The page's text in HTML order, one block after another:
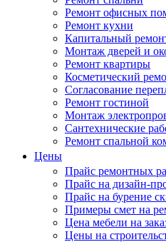
Ремонт офисных
Ремонт кухни
Капитальный
Монтаж дверей и
Ремонт квартиры
Косметический
Согласование
Ремонт гостиной
Монтаж
Сантехнические
Ремонт спальной
Цены
Прайс ремонтных
Прайс на дизайн-
Прайс на бурение
Примеры смет на
Цена мебели на
Цены на